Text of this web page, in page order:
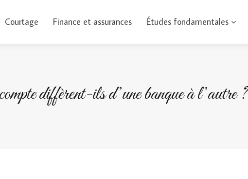
Courtage Finance et assurances Études fondamentales
diffèrent-ils d’une banque à l’autre ?